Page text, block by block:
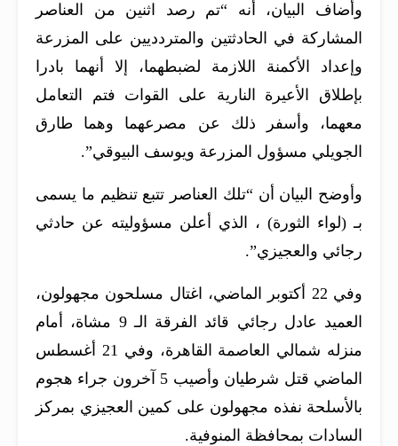
وأضاف البيان، أنه “تم رصد اثنين من العناصر
المشاركة في الحادثتين والمتردديين على المزرعة
وإعداد الأكمنة اللازمة لضبطهما، إلا أنهما بادرا
بإطلاق الأعيرة النارية على القوات فتم التعامل
معهما، وأسفر ذلك عن مصرعهما وهما طارق
الجويلي مسؤول المزرعة ويوسف البيوقي”.
وأوضح البيان أن “تلك العناصر تتبع تنظيم ما يسمى
بـ (لواء الثورة) ، الذي أعلن مسؤوليته عن حادثي
رجائي والعجيزي”.
وفي 22 أكتوبر الماضي، اغتال مسلحون مجهولون،
العميد عادل رجائي قائد الفرقة الـ 9 مشاة، أمام
منزله شمالي العاصمة القاهرة، وفي 21 أغسطس
الماضي قتل شرطيان وأصيب 5 آخرون جراء هجوم
بالأسلحة نفذه مجهولون على كمين العجيزي بمركز
السادات بمحافظة المنوفية.